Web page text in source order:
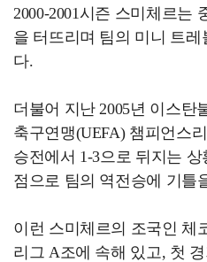
2000-2001시즌 스미체르는
을 터뜨리며 팀의 미니 트
다.
더불어 지난 2005년 이스탄
축구연맹(UEFA) 챔피언스
승전에서 1-3으로 뒤지는
점으로 팀의 역전승에 기틀
이런 스미체르의 조국인 체
리그 A조에 속해 있고, 첫